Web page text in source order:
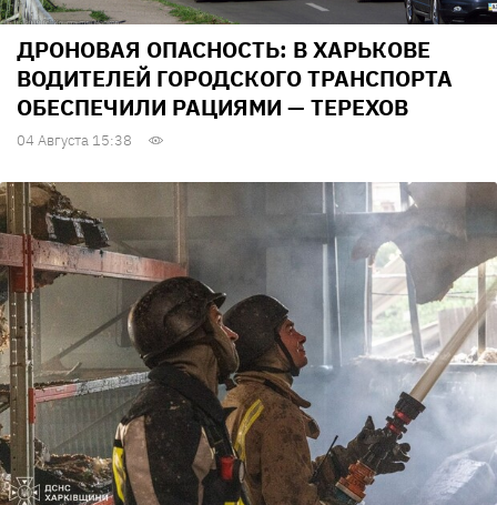
ДРОНОВАЯ ОПАСНОСТЬ: В ХАРЬКОВЕ
ВОДИТЕЛЕЙ ГОРОДСКОГО ТРАНСПОРТА
ОБЕСПЕЧИЛИ РАЦИЯМИ — ТЕРЕХОВ
04 Августа 15:38